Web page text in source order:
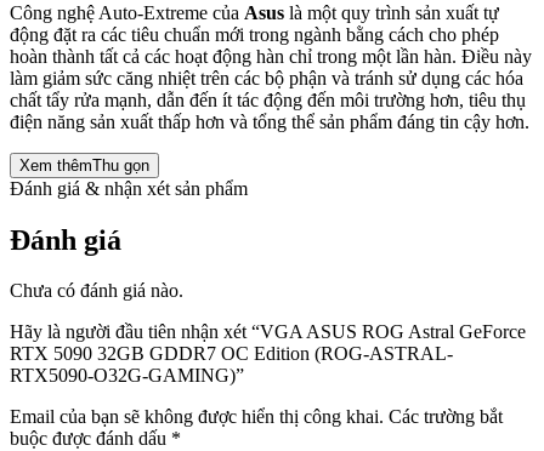
Công nghệ Auto-Extreme của Asus là một quy trình sản xuất tự
động đặt ra các tiêu chuẩn mới trong ngành bằng cách cho phép
hoàn thành tất cả các hoạt động hàn chỉ trong một lần hàn. Điều này
làm giảm sức căng nhiệt trên các bộ phận và tránh sử dụng các hóa
chất tẩy rửa mạnh, dẫn đến ít tác động đến môi trường hơn, tiêu thụ
điện năng sản xuất thấp hơn và tổng thể sản phẩm đáng tin cậy hơn.
Xem thêmThu gọn
Đánh giá & nhận xét sản phẩm
Đánh giá
Chưa có đánh giá nào.
Hãy là người đầu tiên nhận xét “VGA ASUS ROG Astral GeForce
RTX 5090 32GB GDDR7 OC Edition (ROG-ASTRAL-
RTX5090-O32G-GAMING)”
Email của bạn sẽ không được hiển thị công khai. Các trường bắt
buộc được đánh dấu *